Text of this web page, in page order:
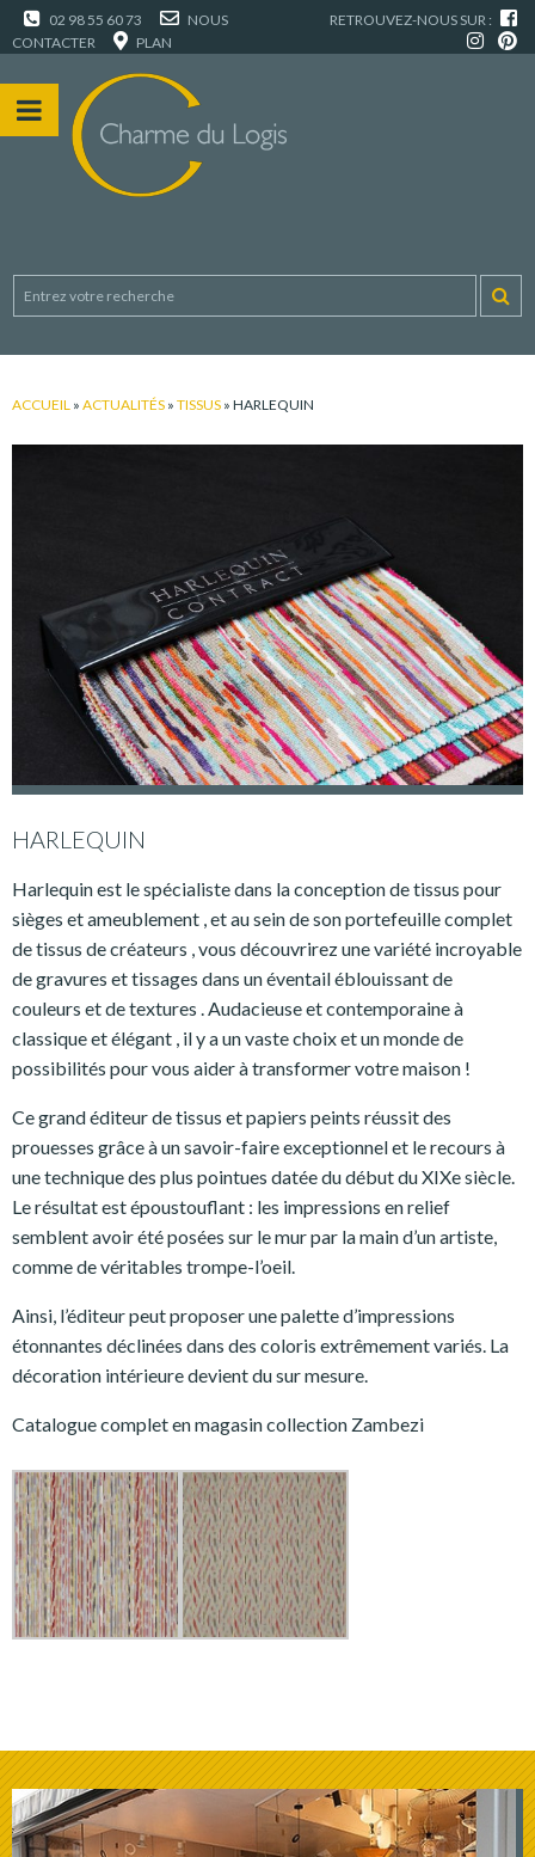
02 98 55 60 73
NOUS
CONTACTER
PLAN
RETROUVEZ-NOUS SUR :
ACCUEIL » ACTUALITÉS » TISSUS » HARLEQUIN
HARLEQUIN
Harlequin est le spécialiste dans la conception de tissus pour
sièges et ameublement , et au sein de son portefeuille complet
de tissus de créateurs , vous découvrirez une variété incroyable
de gravures et tissages dans un éventail éblouissant de
couleurs et de textures . Audacieuse et contemporaine à
classique et élégant , il y a un vaste choix et un monde de
possibilités pour vous aider à transformer votre maison !
Ce grand éditeur de tissus et papiers peints réussit des
prouesses grâce à un savoir-faire exceptionnel et le recours à
une technique des plus pointues datée du début du XIXe siècle.
Le résultat est époustouflant : les impressions en relief
semblent avoir été posées sur le mur par la main d’un artiste,
comme de véritables trompe-l’oeil.
Ainsi, l’éditeur peut proposer une palette d’impressions
étonnantes déclinées dans des coloris extrêmement variés. La
décoration intérieure devient du sur mesure.
Catalogue complet en magasin collection Zambezi